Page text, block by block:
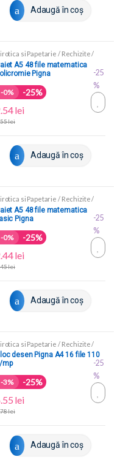
Adaugă în coș
si Papetarie / Rechizite/
scolare
A5 48 file matematica
Pigna
-0% -25%
lei
lei
Adaugă în coș
-25
%
si Papetarie / Rechizite/
scolare
A5 48 file matematica
Pigna
-0% -25%
lei
lei
Adaugă în coș
-25
%
si Papetarie / Rechizite /
de desen
desen Pigna A4 16 file 110
mp
-3% -25%
lei
lei
Adaugă în coș
-25
%